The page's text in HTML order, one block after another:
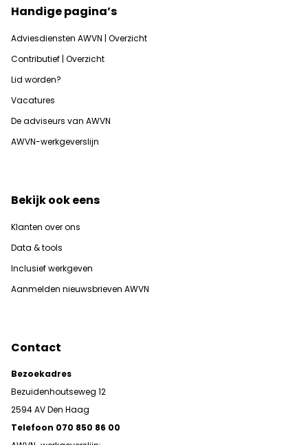
Handige pagina’s
Adviesdiensten AWVN | Overzicht
Contributief | Overzicht
Lid worden?
Vacatures
De adviseurs van AWVN
AWVN-werkgeverslijn
Bekijk ook eens
Klanten over ons
Data & tools
Inclusief werkgeven
Aanmelden nieuwsbrieven AWVN
Contact
Bezoekadres
Bezuidenhoutseweg 12
2594 AV Den Haag
Telefoon 070 850 86 00